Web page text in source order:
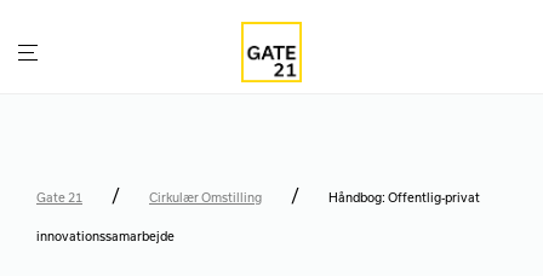
Gate 21 / Cirkulær Omstilling / Håndbog: Offentlig-privat
innovationssamarbejde